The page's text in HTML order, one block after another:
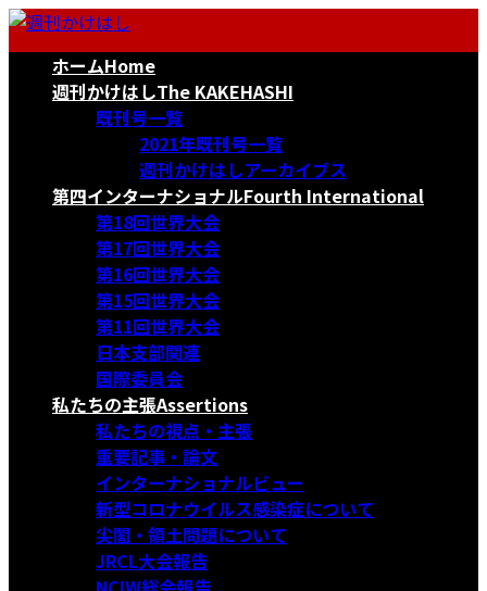
コ
ナ
ホームHome
週刊かけはしThe KAKEHASHI
既刊号一覧
2021年既刊号一覧
週刊かけはしアーカイブス
第四インターナショナルFourth International
第18回世界大会
第17回世界大会
第16回世界大会
第15回世界大会
第11回世界大会
日本支部関連
国際委員会
私たちの主張Assertions
私たちの視点・主張
重要記事・論文
インターナショナルビュー
新型コロナウイルス感染症について
尖閣・領土問題について
JRCL大会報告